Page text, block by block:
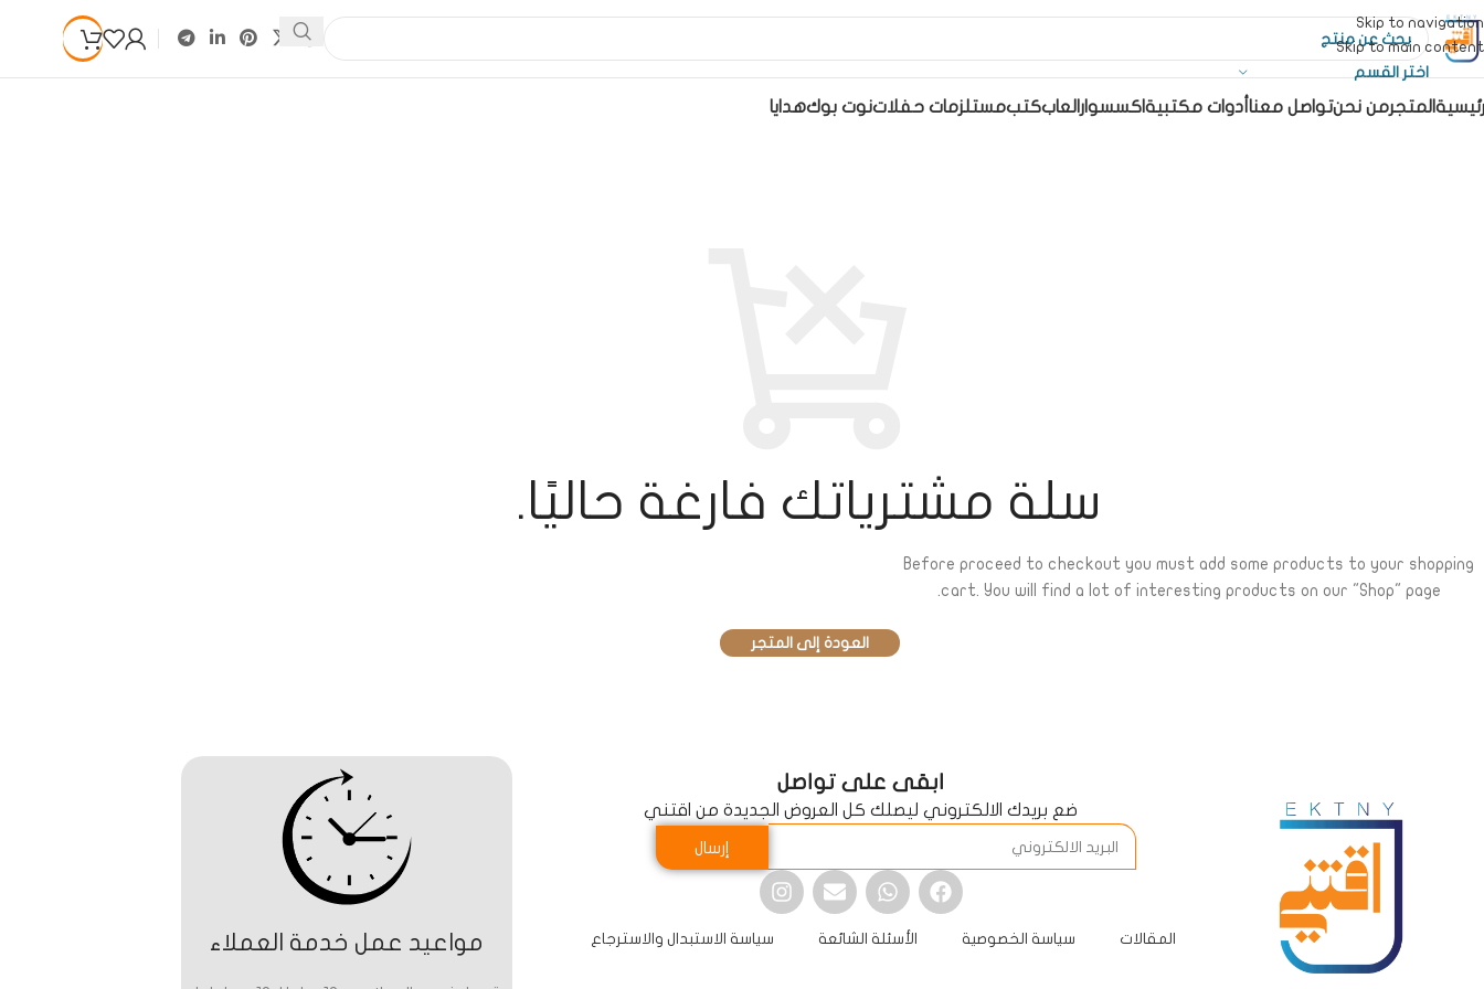
Skip to navigation
Skip to main content
اختر القسم
المتجرمن نحنتواصل معنا أدوات مكتبيةاكسسوار العابكتبمستلزمات حفلاتنوت بوكهدايا
سلة مشترياتك فارغة حاليًا.
Before proceed to checkout you must add some products to your shopping
cart. You will find a lot of interesting products on our "Shop" page.
العودة إلى المتجر
ابقى على تواصل
ضع بريدك الالكتروني ليصلك كل العروض الجديدة من اقتني
إرسال
المقالات سياسة الخصوصية الأسئلة الشائعة سياسة الاستبدال والاسترجاع مواعيد عمل خدمة العملاء